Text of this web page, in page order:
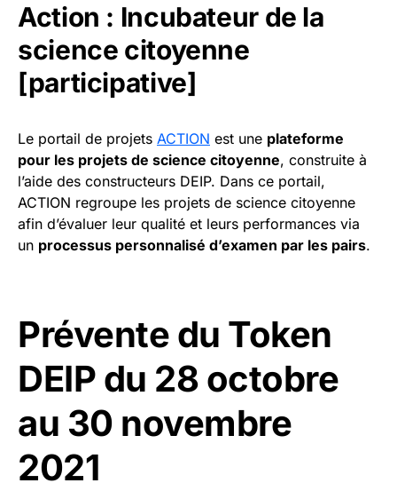
Action : Incubateur de la
science citoyenne
[participative]
Le portail de projets ACTION est une plateforme
pour les projets de science citoyenne, construite à
l’aide des constructeurs DEIP. Dans ce portail,
ACTION regroupe les projets de science citoyenne
afin d’évaluer leur qualité et leurs performances via
un processus personnalisé d’examen par les pairs.
Prévente du Token
DEIP du 28 octobre
au 30 novembre
2021